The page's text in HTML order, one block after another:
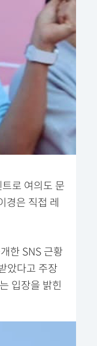
로 여의도 문
경은 직접 레
한 SNS 근황
았다고 주장
입장을 밝힌